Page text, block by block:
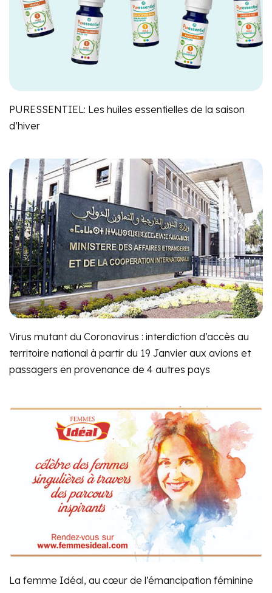
PURESSENTIEL: Les huiles essentielles de la saison
d’hiver
Virus mutant du Coronavirus : interdiction d’accès au
territoire national à partir du 19 Janvier aux avions et
passagers en provenance de 4 autres pays
La femme Idéal, au cœur de l’émancipation féminine